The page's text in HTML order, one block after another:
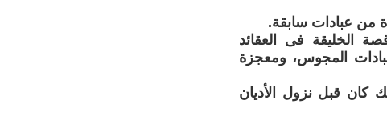
من عبادات سابقة.
الخليقة فى العقائد
عبادات المجوس، ومعجزة
كان قبل نزول الأديان